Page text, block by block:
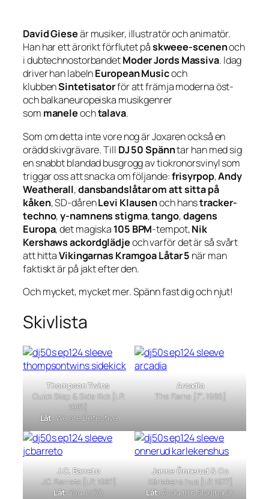
David Gieseär musiker, illustratör och animatör.
Han har ett ärorikt förflutet påskweee-scenenoch
i dubtechnostorbandetModer Jords Massiva. Idag
driver han labelnEuropean Musicoch
klubbenSintetisatorför att främja moderna öst-
och balkaneuropeiska musikgenrer
som maneleochtalava.
Som om detta inte vore nog är Joxaren också en
orädd skivgrävare. Till DJ 50 Spänntar han med sig
en snabbt blandad busgrogg av tiokronorsvinyl som
triggar oss att snacka om följande:frisyrpop,Andy
Weatherall,dansbandslåtar om att sitta på
kåken, SD-dårenLevi Klausenoch hanstracker-
techno,y-namnens stigma,tango,dagens
Europa, det magiska 105 BPM-tempot,Nik
Kershaws ackordglädjeoch varför det är så svårt
att hittaVikingarnas Kramgoa Låtar 5 när man
faktiskt är på jakt efter den.
Och mycket, mycket mer. Spänn fast dig och njut!
Skivlista
Thompson Twins
Quick Step & Side Kick[LP,
1983]
Låt:We are Detective
Arcadia
The Flame [7″, 1986]
J.C. Barreto
J.C. Barreto [LP, 198?]
Låt:You, U.F.O.
Janne Önnerud & Co
Kärlekens hus [LP, 1977]
Låt:Är du min älskling än